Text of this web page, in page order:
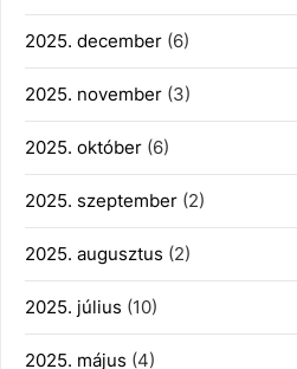
2025. december (6)
2025. november (3)
2025. október (6)
2025. szeptember (2)
2025. augusztus (2)
2025. július (10)
2025. május (4)